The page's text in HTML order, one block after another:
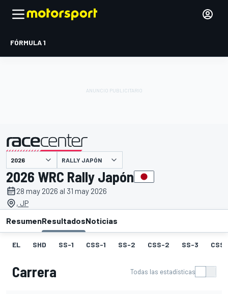
FÓRMULA 1
presentado por RALLY JAPÓN
2026 WRC Rally Japón
28 may 2026 al 31 may 2026
, JP
ResumenResultadosNoticias
EL SHD SS-1 CSS-1 SS-2 CSS-2 SS-3
Carrera Todas las estadísticas